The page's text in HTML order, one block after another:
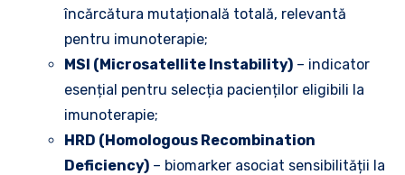
încărcătura mutațională totală, relevantă
pentru imunoterapie;
MSI (Microsatellite Instability) – indicator
esențial pentru selecția pacienților eligibili la
imunoterapie;
HRD (Homologous Recombination
Deficiency) – biomarker asociat sensibilității la